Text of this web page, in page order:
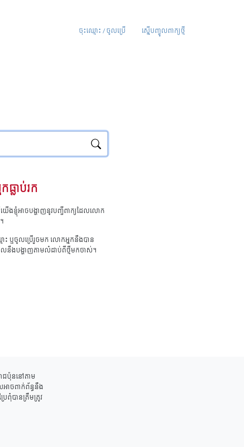
ចុះឈ្មោះ / ចូលប្រើ ស្នើបញ្ចូលពាក្យថ្មី
លាប់រក
ងខ្ញុំអាចបង្ហាញនូវបញ្ជីពាក្យដែលលោក
ឬចូលប្រើរួចមក លោកអ្នកនឹងបាន
នឹងបង្ហាញតាមលំដាប់ពីថ្មីមកចាស់។
ជប៉ុននៅតាម
អាចពាក់ព័ន្ធនឹង
ពុំបានត្រឹមត្រូវ